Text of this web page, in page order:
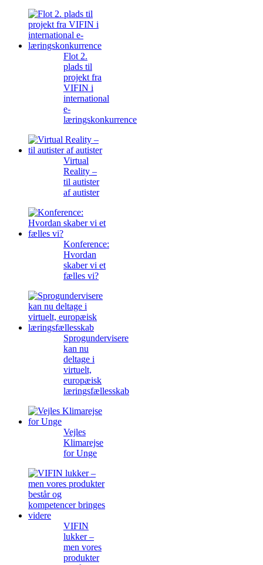
Flot 2.
plads til
projekt fra
VIFIN i
international
e-
læringskonkurrence
Virtual
Reality –
til autister
af autister
Konference:
Hvordan
skaber vi et
fælles vi?
Sprogundervisere
kan nu
deltage i
virtuelt,
europæisk
læringsfællesskab
Vejles
Klimarejse
for Unge
VIFIN
lukker –
men vores
produkter